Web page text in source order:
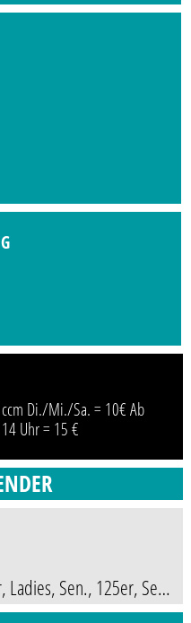
Di./Mi./Sa. = 10€ Ab
Uhr = 15 €
50er, 65er, 125er, 85er, 125er, Ladies, Sen., 125er, Sen., Open, Club, SWG, 50er